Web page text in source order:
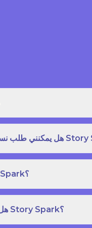
من ينشئ كتب قصص في مكتبة مجتمع Story Spark؟
هل يمكنني إنشاء ونشر كتاب قصص خاص بي على Story Spark؟